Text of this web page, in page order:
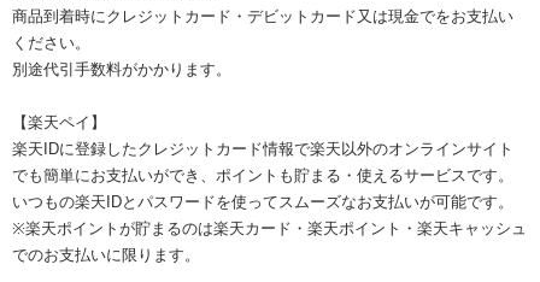
商品到着時にクレジットカード・デビットカード又は現金でをお支払い
ください。
別途代引手数料がかかります。
【楽天ペイ】
楽天IDに登録したクレジットカード情報で楽天以外のオンラインサイト
でも簡単にお支払いができ、ポイントも貯まる・使えるサービスです。
いつもの楽天IDとパスワードを使ってスムーズなお支払いが可能です。
※楽天ポイントが貯まるのは楽天カード・楽天ポイント・楽天キャッシュ
でのお支払いに限ります。